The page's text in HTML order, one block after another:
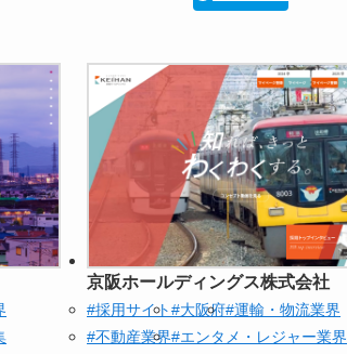
京阪ホールディングス株式会社
#採用サイト#大阪府#運輸・物流業界
#不動産業界#エンタメ・レジャー業界